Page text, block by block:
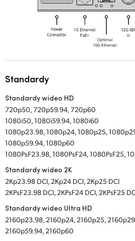
Standardy
Standardy wideo HD
720p50, 720p59.94, 720p60
1080i50, 1080i59.94, 1080i60
1080p23.98, 1080p24, 1080p25,
1080p59.94, 1080p60
1080PsF23.98, 1080PsF24, 1080PsF25,
Standardy wideo 2K
2Kp23.98 DCI, 2Kp24 DCI, 2Kp25 DCI
2KPsF23.98 DCI, 2KPsF24 DCI, 2KPsF25
Standardy wideo Ultra HD
2160p23.98, 2160p24, 2160p25,
2160p59.94, 2160p60